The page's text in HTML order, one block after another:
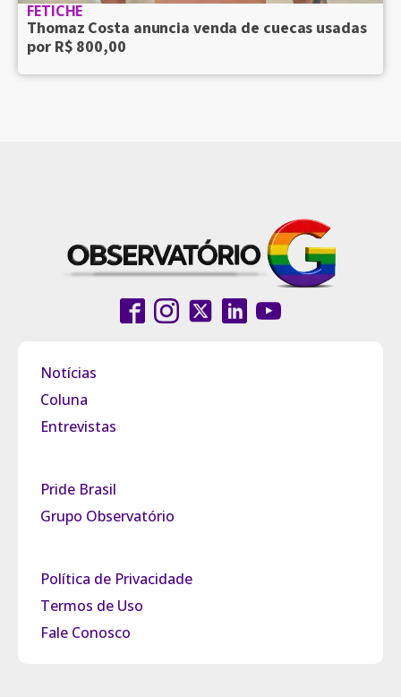
FETICHE
Thomaz Costa anuncia venda de cuecas usadas
por R$ 800,00
Notícias
Coluna
Entrevistas
Pride Brasil
Grupo Observatório
Política de Privacidade
Termos de Uso
Fale Conosco